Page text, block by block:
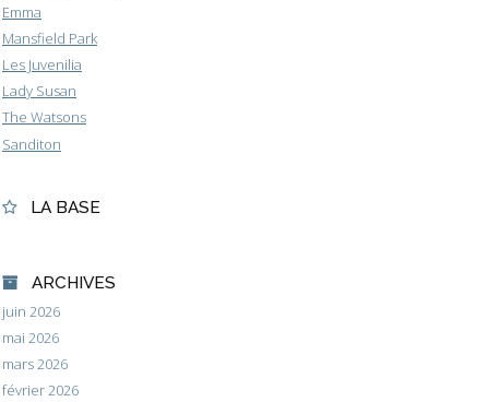
Emma
Mansfield Park
Les Juvenilia
Lady Susan
The Watsons
Sanditon
LA BASE
ARCHIVES
juin 2026
mai 2026
mars 2026
février 2026